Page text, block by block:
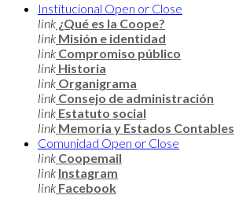
Institucional Open or Close
link ¿Qué es la Coope?
link Misión e identidad
link Compromiso público
link Historia
link Organigrama
link Consejo de administración
link Estatuto social
link Memoria y Estados Contables
Comunidad Open or Close
link Coopemail
link Instagram
link Facebook